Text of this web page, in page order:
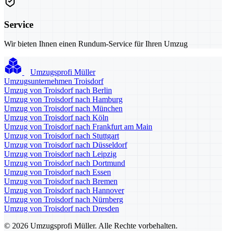
Service
Wir bieten Ihnen einen Rundum-Service für Ihren Umzug
Umzugsprofi Müller
Umzugsunternehmen Troisdorf
Umzug von Troisdorf nach Berlin
Umzug von Troisdorf nach Hamburg
Umzug von Troisdorf nach München
Umzug von Troisdorf nach Köln
Umzug von Troisdorf nach Frankfurt am Main
Umzug von Troisdorf nach Stuttgart
Umzug von Troisdorf nach Düsseldorf
Umzug von Troisdorf nach Leipzig
Umzug von Troisdorf nach Dortmund
Umzug von Troisdorf nach Essen
Umzug von Troisdorf nach Bremen
Umzug von Troisdorf nach Hannover
Umzug von Troisdorf nach Nürnberg
Umzug von Troisdorf nach Dresden
© 2026 Umzugsprofi Müller. Alle Rechte vorbehalten.